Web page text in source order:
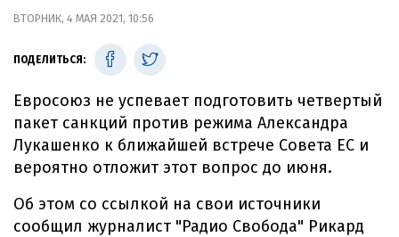
ВТОРНИК, 4 МАЯ 2021, 10:56
ПОДЕЛИТЬСЯ:
Евросоюз не успевает подготовить четвертый
пакет санкций против режима Александра
Лукашенко к ближайшей встрече Совета ЕС и
вероятно отложит этот вопрос до июня.
Об этом со ссылкой на свои источники
сообщил журналист "Радио Свобода" Рикард